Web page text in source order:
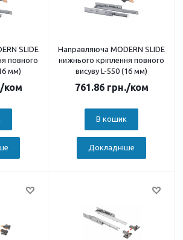
SLIDE
повного
мм)
/ком
Направляюча MODERN SLIDE
нижнього кріплення повного
висуву L-550 (16 мм)
761.86грн./ком
В кошик
Докладніше